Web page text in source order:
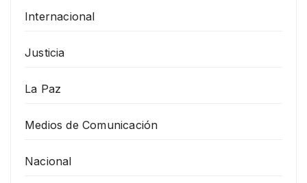
Internacional
Justicia
La Paz
Medios de Comunicación
Nacional